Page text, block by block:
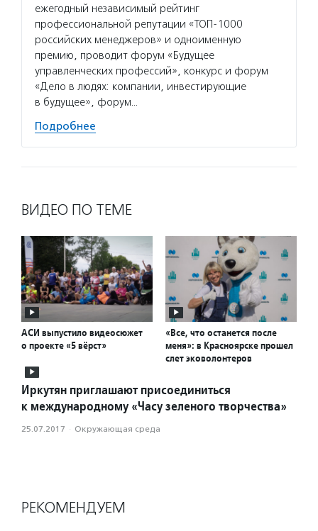
ежегодный независимый рейтинг
профессиональной репутации «ТОП-1000
российских менеджеров» и одноименную
премию, проводит форум «Будущее
управленческих профессий», конкурс и форум
«Дело в людях: компании, инвестирующие
в будущее», форум…
Подробнее
ВИДЕО ПО ТЕМЕ
АСИ выпустило видеосюжет
о проекте «5 вёрст»
«Все, что останется после
меня»: в Красноярске прошел
слет эковолонтеров
Иркутян приглашают присоединиться
к международному «Часу зеленого творчества»
25.07.2017 · Окружающая среда
РЕКОМЕНДУЕМ